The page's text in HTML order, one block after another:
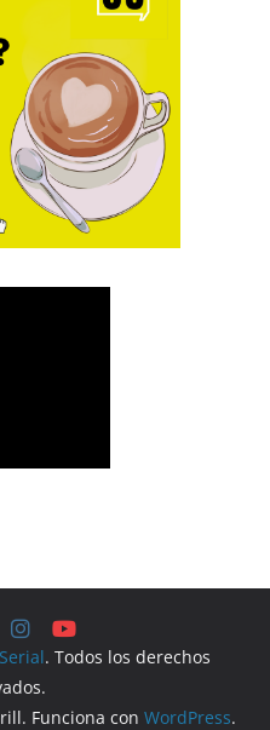
. Todos los derechos
Funciona con WordPress.